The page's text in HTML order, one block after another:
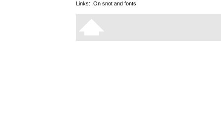
Links: On snot and fonts